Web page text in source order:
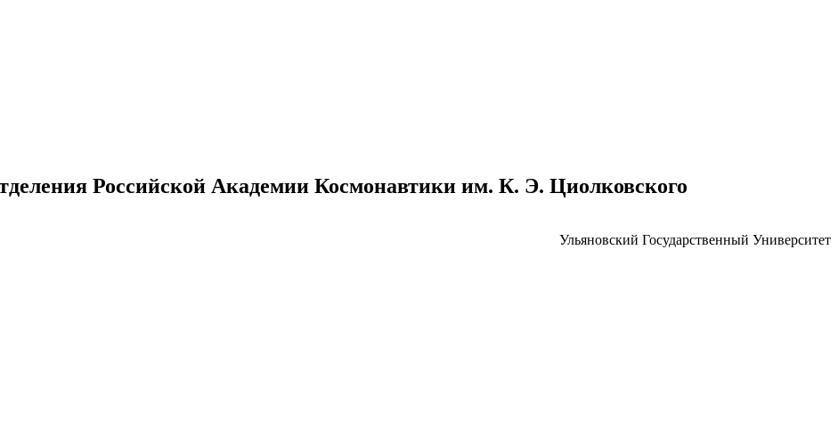
Российской Академии Космонавтики им. К. Э. Циолковского
Ульяновский Государственный Университет